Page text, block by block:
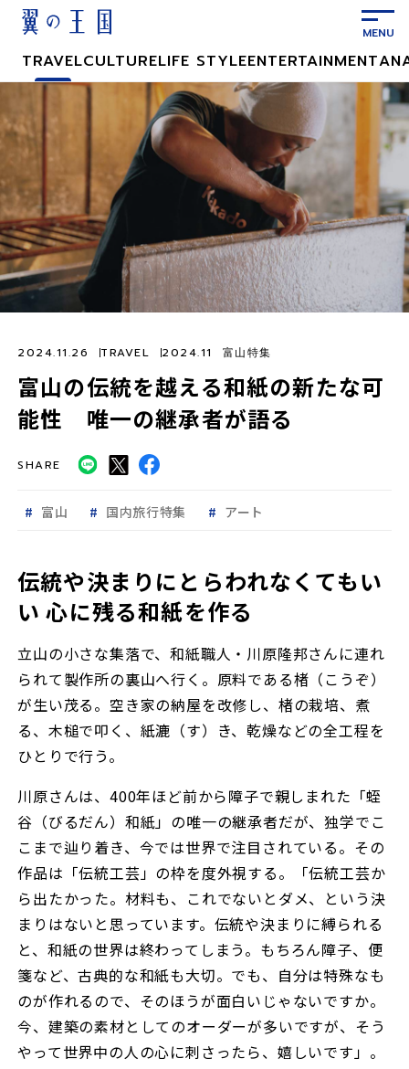
テ
ン
ツ
に
ス
キ
ッ
プ
TRAVELCULTURELIFE STYLEENTERTAINMENT
富山の伝統を越える和紙の新たな可
能性 唯一の継承者が語る
2024.11.26 TRAVEL 2024.11 富山特集
SHARE
富山 国内旅行特集 アート
伝統や決まりにとらわれなくてもい
い 心に残る和紙を作る
立山の小さな集落で、和紙職人・川原隆邦さんに連れ
られて製作所の裏山へ行く。原料である楮（こうぞ）
が生い茂る。空き家の納屋を改修し、楮の栽培、煮
る、木槌で叩く、紙漉（す）き、乾燥などの全工程を
ひとりで行う。
川原さんは、400年ほど前から障子で親しまれた「蛭
谷（びるだん）和紙」の唯一の継承者だが、独学でこ
こまで辿り着き、今では世界で注目されている。その
作品は「伝統工芸」の枠を度外視する。「伝統工芸か
ら出たかった。材料も、これでないとダメ、という決
まりはないと思っています。伝統や決まりに縛られる
と、和紙の世界は終わってしまう。もちろん障子、便
箋など、古典的な和紙も大切。でも、自分は特殊なも
のが作れるので、そのほうが面白いじゃないですか。
今、建築の素材としてのオーダーが多いですが、そう
やって世界中の人の心に刺さったら、嬉しいです」。